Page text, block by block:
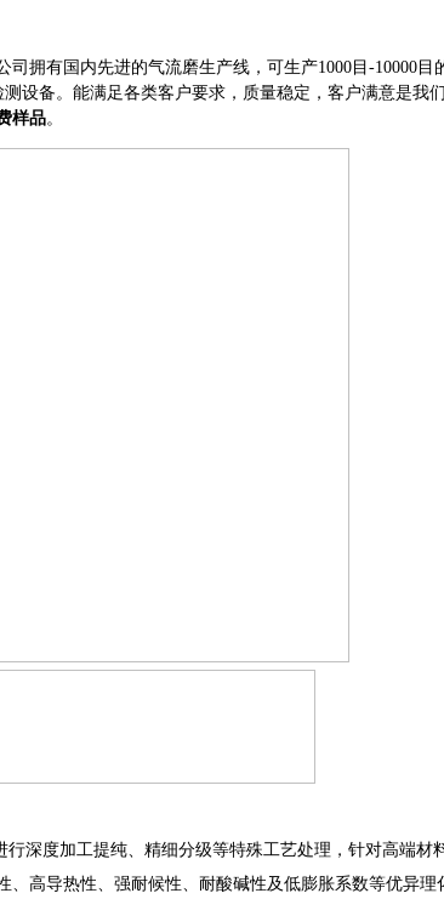
拥有国内先进的气流磨生产线，可生产1000目-10000目
设备。能满足各类客户要求，质量稳定，客户满意是我们
样品。
深度加工提纯、精细分级等特殊工艺处理，针对高端材
高导热性、强耐候性、耐酸碱性及低膨胀系数等优异理